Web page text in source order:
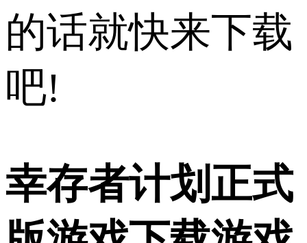
的话就快来下载
吧!
幸存者计划正式